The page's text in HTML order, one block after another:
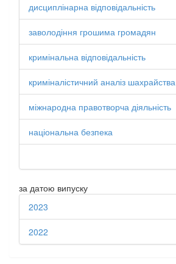
дисциплінарна відповідальність
заволодіння грошима громадян
кримінальна відповідальність
криміналістичний аналіз шахрайства
міжнародна правотворча діяльність
національна безпека
за датою випуску
2023
2022